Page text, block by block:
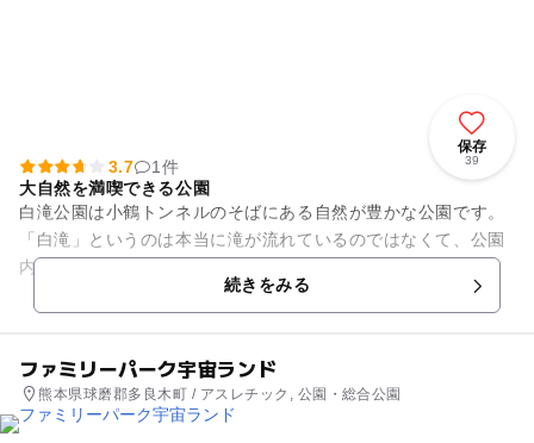
保存
39
3.7
1件
大自然を満喫できる公園
白滝公園は小鶴トンネルのそばにある自然が豊かな公園です。
「白滝」というのは本当に滝が流れているのではなくて、公園
内にある高さ70メートル、幅200メートルもする大石灰岩の断
面がまるで白い滝を流し...続きをみる
ファミリーパーク宇宙ランド
熊本県球磨郡多良木町 / アスレチック, 公園・総合公園